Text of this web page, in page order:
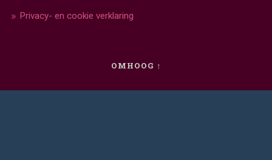
Privacy- en cookie verklaring
OMHOOG ↑